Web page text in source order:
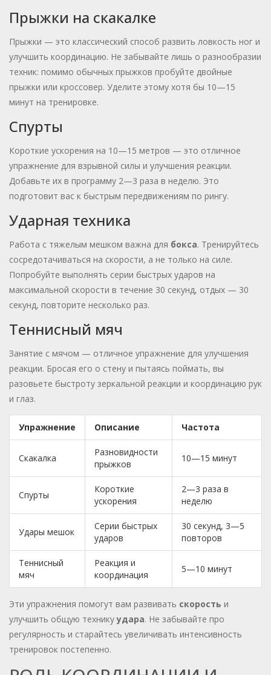
Прыжки на скакалке
Прыжки — это классический способ развить ловкость ног и
улучшить координацию. Не забывайте лишь о разнообразии
техник: помимо обычных прыжков пробуйте двойные
прыжки или кроссовер. Уделите этому хотя бы 10—15
минут на тренировке.
Спурты
Короткие ускорения на 10—15 метров — это отличное
упражнение для взрывной силы и улучшения реакции.
Добавьте их в программу 2—3 раза в неделю. Это
подготовит вас к быстрым передвижениям по рингу.
Ударная техника
Работа с тяжелым мешком важна для бокса. Тренируйтесь
сосредотачиваться на скорости, а не только на силе.
Попробуйте выполнять серии быстрых ударов на
максимальной скорости в течение 30 секунд, отдых — 30
секунд, повторите несколько раз.
Теннисный мяч
Занятие с мячом — отличное упражнение для улучшения
реакции. Бросая его о стену и пытаясь поймать, вы
разовьете быстроту зеркальной реакции и координацию рук
и глаз.
Упражнение Описание Частота
Скакалка
Разновидности
прыжков
10—15 минут
Спурты
Короткие
ускорения
2—3 раза в
неделю
Удары мешок
Серии быстрых
ударов
30 секунд, 3—5
повторов
Теннисный
мяч
Реакция и
координация
5—10 минут
Эти упражнения помогут вам развивать скорость и
улучшить общую техникуудара. Не забывайте про
регулярность и старайтесь увеличивать интенсивность
тренировок постепенно.